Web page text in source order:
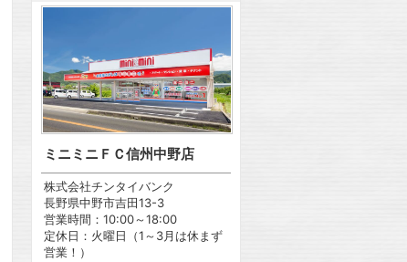
ミニミニＦＣ信州中野店
株式会社チンタイバンク
長野県中野市吉田13-3
営業時間：10:00～18:00
定休日：火曜日（1～3月は休まず
営業！）